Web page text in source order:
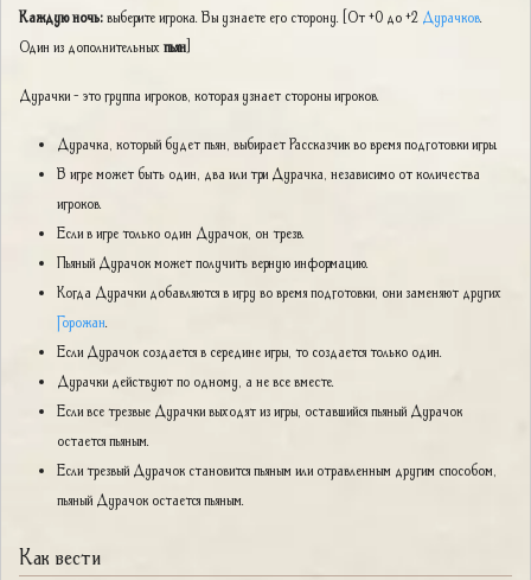
Каждую ночь:выберите игрока. Вы узнаете его сторону. [От +0 до +2 Дурачков
Один из дополнительныхпьян
Дурачки - это группа игроков, которая узнает стороны игроков.
Дурачка, который будет пьян, выбирает Рассказчик во время подготовки игры.
В игре может быть один, два или три Дурачка, независимо от количества
игроков.
Если в игре только один Дурачок, он трезв.
Пьяный Дурачок может получить верную информацию.
Когда Дурачки добавляются в игру во время подготовки, они заменяют других
Горожан
Если Дурачок создается в середине игры, то создается только один.
Дурачки действуют по одному, а не все вместе.
Если все трезвые Дурачки выходят из игры, оставшийся пьяный Дурачок
остается пьяным.
Если трезвый Дурачок становится пьяным или отравленным другим способом,
пьяный Дурачок остается пьяным.
Как вести